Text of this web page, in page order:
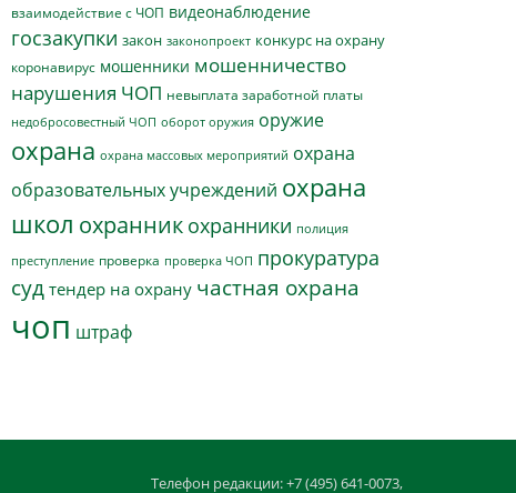
взаимодействие с ЧОП видеонаблюдение
госзакупки закон законопроект конкурс на охрану
коронавирус мошенники мошенничество
нарушения ЧОП невыплата заработной платы
недобросовестный ЧОП оборот оружия оружие
охрана охрана массовых мероприятий охрана
образовательных учреждений охрана
школ охранник охранники полиция
преступление проверка проверка ЧОП прокуратура
суд тендер на охрану частная охрана
чоп штраф
Телефон редакции: +7 (495) 641-0073,